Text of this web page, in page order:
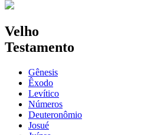
Velho
Testamento
Gênesis
Êxodo
Levítico
Números
Deuteronômio
Josué